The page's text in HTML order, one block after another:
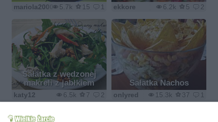
5.7k 15 1
mariola2000 6.2k 5 2
ekkore
Sałatka z wędzonej
makreli z jabłkiem
6.5k 7 2
katy12
Sałatka Nachos
15.3k 37 1
onlyred